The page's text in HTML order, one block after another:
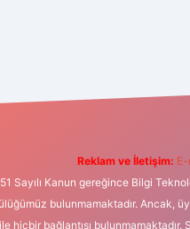
Reklam ve İletişim:
Sayılı Kanun gereğince Bilgi
bulunmamaktadır. Ancak,
hiçbir bağlantısı